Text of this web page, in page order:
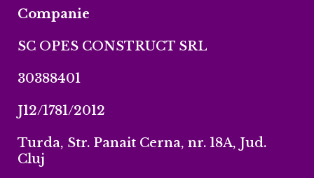
Companie
SC OPES CONSTRUCT SRL
30388401
J12/1781/2012
Turda, Str. Panait Cerna, nr. 18A, Jud.
Cluj